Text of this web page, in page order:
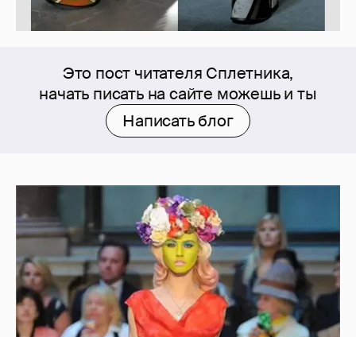
Это пост читателя Сплетника,
начать писать на сайте можешь и ты
Написать блог